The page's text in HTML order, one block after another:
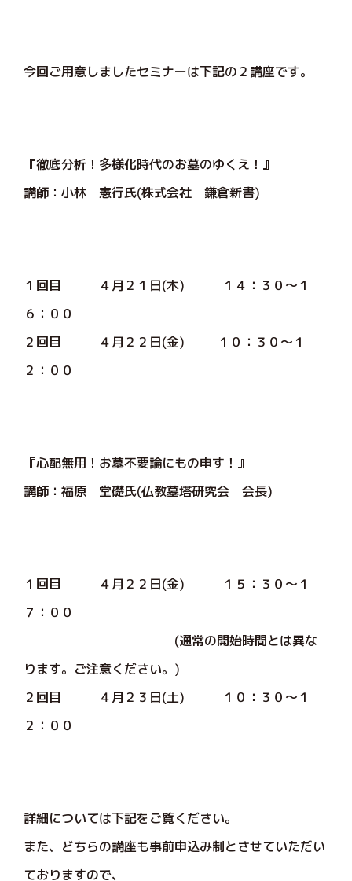
今回ご用意しましたセミナーは下記の２講座です。
『徹底分析！多様化時代のお墓のゆくえ！』
講師：小林 憲行氏(株式会社 鎌倉新書)
１回目 ４月２１日(木) １４：３０～１
６：００
２回目 ４月２２日(金) １０：３０～１
２：００
『心配無用！お墓不要論にもの申す！』
講師：福原 堂礎氏(仏教墓塔研究会 会長)
１回目 ４月２２日(金) １５：３０～１
７：００
(通常の開始時間とは異な
ります。ご注意ください。)
２回目 ４月２３日(土) １０：３０～１
２：００
詳細については下記をご覧ください。
また、どちらの講座も事前申込み制とさせていただい
ておりますので、